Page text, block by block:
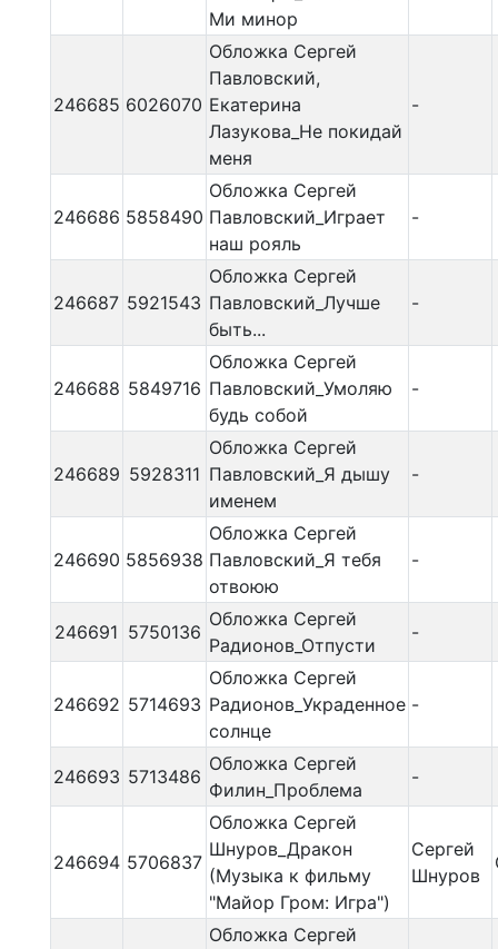
Ми минор
246685 6026070
Обложка Сергей
Павловский,
Екатерина
Лазукова_Не покидай
меня
-
246686 5858490
Обложка Сергей
Павловский_Играет
наш рояль
-
246687 5921543
Обложка Сергей
Павловский_Лучше
быть...
-
246688 5849716
Обложка Сергей
Павловский_Умоляю
будь собой
-
246689 5928311
Обложка Сергей
Павловский_Я дышу
именем
-
246690 5856938
Обложка Сергей
Павловский_Я тебя
отвоюю
-
246691 5750136
Обложка Сергей
Радионов_Отпусти
-
246692 5714693
Обложка Сергей
Радионов_Украденное
солнце
-
246693 5713486
Обложка Сергей
Филин_Проблема
-
246694 5706837
Обложка Сергей
Шнуров_Дракон
(Музыка к фильму
"Майор Гром: Игра")
Сергей
Шнуров
Обложка Сергей